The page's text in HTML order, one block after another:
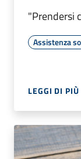
"Prendersi
Assistenza
LEGGI DI PIÙ